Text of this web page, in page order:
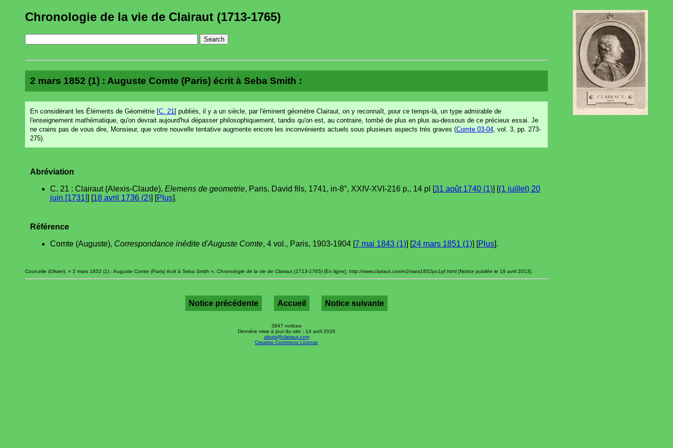
Chronologie de la vie de Clairaut (1713-1765)
2 mars 1852 (1) : Auguste Comte (Paris) écrit à Seba Smith :
En considérant les Éléments de Géométrie [C. 21 ] publiés, il y a un siècle, par l'éminent géomètre Clairaut, on y reconnaît, pour ce temps-là, un type admirable de
l'enseignement mathématique, qu'on devrait aujourd'hui dépasser philosophiquement, tandis qu'on est, au contraire, tombé de plus en plus au-dessous de ce précieux essai. Je
ne crains pas de vous dire, Monsieur, que votre nouvelle tentative augmente encore les inconvénients actuels sous plusieurs aspects très graves (Comte 03-04 , vol. 3, pp. 273-
275).
Abréviation
C. 21 : Clairaut (Alexis-Claude), Elemens de geometrie, Paris, David fils, 1741, in-8°, XXIV-XVI-216 p., 14 pl [31 août 1740 (1)] [(1 juillet) 20
juin [1731]] [18 avril 1736 (2)] [Plus].
Référence
Comte (Auguste), Correspondance inédite d'Auguste Comte, 4 vol., Paris, 1903-1904 [7 mai 1843 (1)] [24 mars 1851 (1)] [Plus].
Courcelle (Olivier), « 2 mars 1852 (1) : Auguste Comte (Paris) écrit à Seba Smith », Chronologie de la vie de Clairaut (1713-1765) [En ligne], http://www.clairaut.com/n2mars1852po1pf.html [Notice publiée le 19 avril 2013].
Notice précédente Accueil Notice suivante
3847 notices
Dernière mise à jour du site : 14 avril 2026
alexis@clairaut.com
Creative Commons License